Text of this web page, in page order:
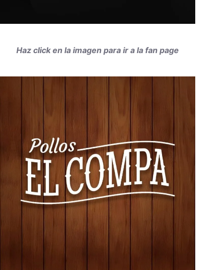
Haz click en la imagen para ir a la fan page